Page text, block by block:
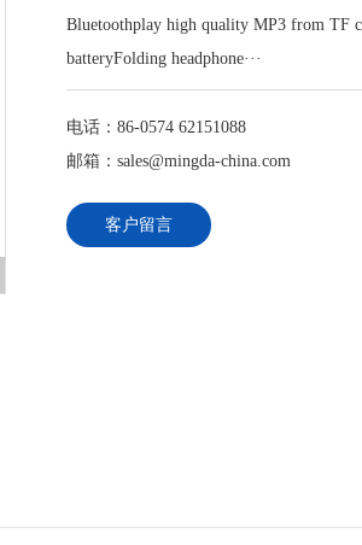
Bluetoothplay high quality MP3 from TF
batteryFolding headphone···
电话： 86-0574 62151088
邮箱： sales@mingda-china.com
客户留言